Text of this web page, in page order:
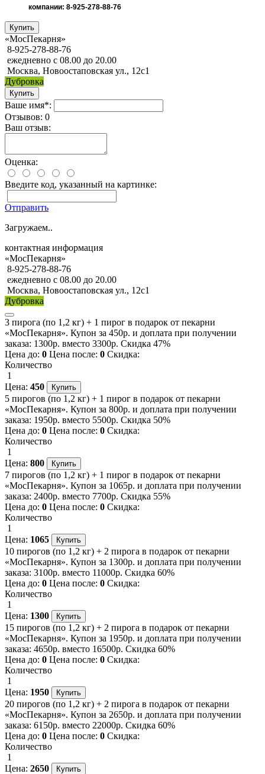
компании: 8-925-278-88-76
«МосПекарня»
8-925-278-88-76
ежедневно с 08.00 до 20.00
Москва, Новоостаповская ул., 12с1
Дубровка
Ваше имя*:
Отзывов: 0
Ваш отзыв:
Оценка:
Введите код, указанный на картинке:
Отправить
Загружаем..
контактная информация
«МосПекарня»
8-925-278-88-76
ежедневно с 08.00 до 20.00
Москва, Новоостаповская ул., 12с1
Дубровка
3 пирога (по 1,2 кг) + 1 пирог в подарок от пекарни
«МосПекарня». Купон за 450р. и доплата при получении
заказа: 1300р. вместо 3300р. Скидка 47%
Цена до: 0 Цена после: 0 Скидка:
Количество
1
Цена: 450
5 пирогов (по 1,2 кг) + 1 пирог в подарок от пекарни
«МосПекарня». Купон за 800р. и доплата при получении
заказа: 1950р. вместо 5500р. Скидка 50%
Цена до: 0 Цена после: 0 Скидка:
Количество
1
Цена: 800
7 пирогов (по 1,2 кг) + 1 пирог в подарок от пекарни
«МосПекарня». Купон за 1065р. и доплата при получении
заказа: 2400р. вместо 7700р. Скидка 55%
Цена до: 0 Цена после: 0 Скидка:
Количество
1
Цена: 1065
10 пирогов (по 1,2 кг) + 2 пирога в подарок от пекарни
«МосПекарня». Купон за 1300р. и доплата при получении
заказа: 3100р. вместо 11000р. Скидка 60%
Цена до: 0 Цена после: 0 Скидка:
Количество
1
Цена: 1300
15 пирогов (по 1,2 кг) + 2 пирога в подарок от пекарни
«МосПекарня». Купон за 1950р. и доплата при получении
заказа: 4650р. вместо 16500р. Скидка 60%
Цена до: 0 Цена после: 0 Скидка:
Количество
1
Цена: 1950
20 пирогов (по 1,2 кг) + 2 пирога в подарок от пекарни
«МосПекарня». Купон за 2650р. и доплата при получении
заказа: 6150р. вместо 22000р. Скидка 60%
Цена до: 0 Цена после: 0 Скидка:
Количество
1
Цена: 2650